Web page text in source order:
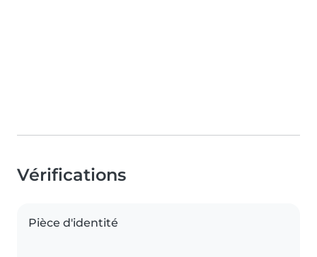
Vérifications
Pièce d'identité